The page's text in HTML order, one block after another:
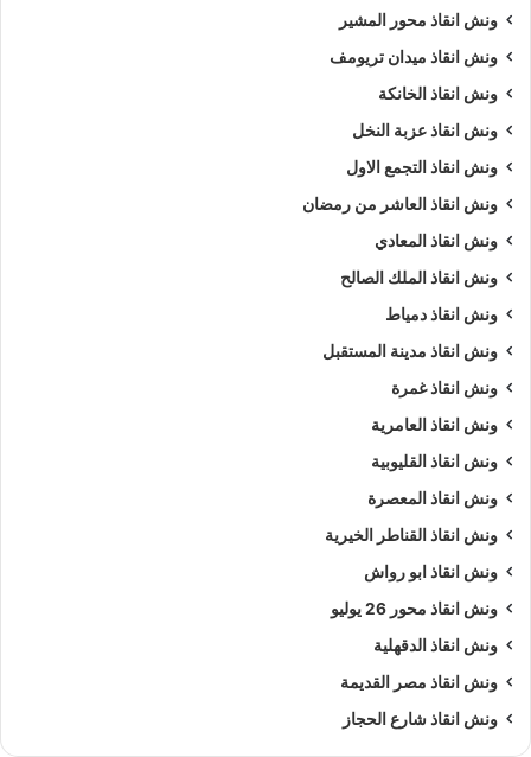
ونش انقاذ محور المشير
ونش انقاذ ميدان تريومف
ونش انقاذ الخانكة
ونش انقاذ عزبة النخل
ونش انقاذ التجمع الاول
ونش انقاذ العاشر من رمضان
ونش انقاذ المعادي
ونش انقاذ الملك الصالح
ونش انقاذ دمياط
ونش انقاذ مدينة المستقبل
ونش انقاذ غمرة
ونش انقاذ العامرية
ونش انقاذ القليوبية
ونش انقاذ المعصرة
ونش انقاذ القناطر الخيرية
ونش انقاذ ابو رواش
ونش انقاذ محور 26 يوليو
ونش انقاذ الدقهلية
ونش انقاذ مصر القديمة
ونش انقاذ شارع الحجاز